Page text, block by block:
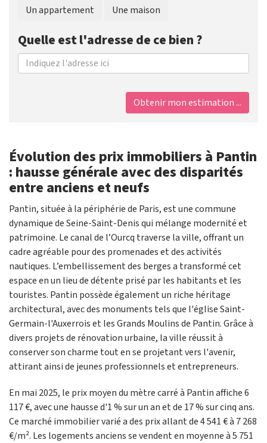
Un appartement Une maison
Quelle est l'adresse de ce bien ?
Obtenir mon estimation ...
Évolution des prix immobiliers à Pantin
: hausse générale avec des disparités
entre anciens et neufs
Pantin, située à la périphérie de Paris, est une commune
dynamique de Seine-Saint-Denis qui mélange modernité et
patrimoine. Le canal de l’Ourcq traverse la ville, offrant un
cadre agréable pour des promenades et des activités
nautiques. L’embellissement des berges a transformé cet
espace en un lieu de détente prisé par les habitants et les
touristes. Pantin possède également un riche héritage
architectural, avec des monuments tels que l'église Saint-
Germain-l'Auxerrois et les Grands Moulins de Pantin. Grâce à
divers projets de rénovation urbaine, la ville réussit à
conserver son charme tout en se projetant vers l'avenir,
attirant ainsi de jeunes professionnels et entrepreneurs.
En mai 2025, le prix moyen du mètre carré à Pantin affiche 6
117 €, avec une hausse d'1 % sur un an et de 17 % sur cinq ans.
Ce marché immobilier varié a des prix allant de 4 541 € à 7 268
€/m². Les logements anciens se vendent en moyenne à 5 751